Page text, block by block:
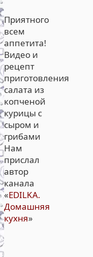
Приятного
всем
аппетита!
Видео и
рецепт
приготовления
салата из
копченой
курицы с
сыром и
грибами
Нам
прислал
автор
канала
«EDILKA.
Домашняя
кухня»